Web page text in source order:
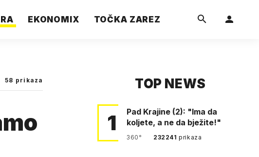
EKONOMIX TOČKA ZAREZ
58 prikaza TOP NEWS
1
Pad Krajine (2): "Ima da
koljete, a ne da bježite!"
360° 232241prikaza